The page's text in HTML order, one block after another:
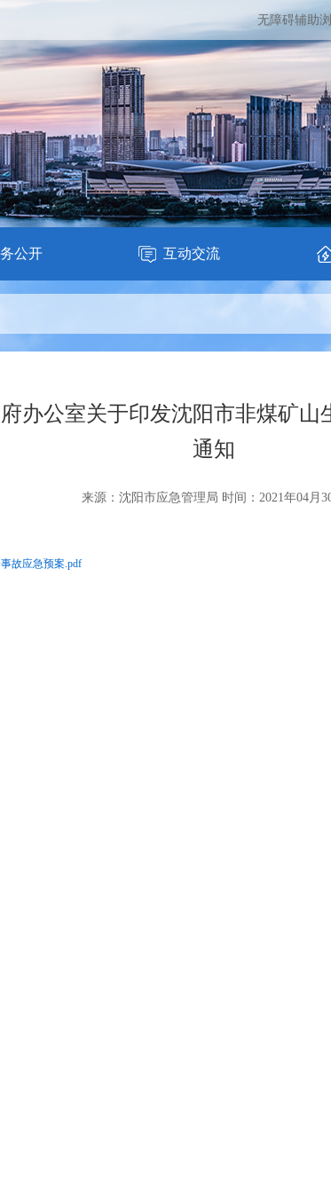
无障碍辅助
公开 互动交流
办公室关于印发沈阳市非煤矿山
通知
来源：沈阳市应急管理局 时间：2021年04月
故应急预案.pdf